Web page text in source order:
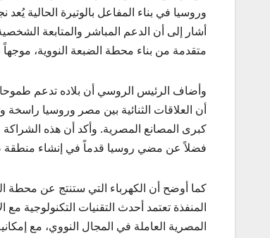
وروسيا في بناء المفاعل بالوتيرة الحالية
أشار إلى أن الدعم المباشر والمتابعة
متقدمة من بناء محطة الضبعة النووية، موجهاً
وأضاف الرئيس الروسي أن بلاده تدعم طموحات
أن العلاقات الثنائية بين مصر وروسيا
كبرى المصانع المصرية. وأكد أن هذه
فضلاً عن مضي روسيا قدماً في إنشاء منطقة
كما أوضح أن الكهرباء التي ستنتج عن محطة
المنفذة تعتمد أحدث التقنيات التكنولوجية مع
المصرية العاملة في المجال النووي، مع